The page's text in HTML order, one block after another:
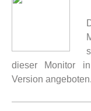
dieser Monitor
Version angeboten.